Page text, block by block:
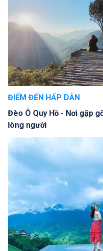
ĐIỂM ĐẾN HẤP DẪN
Đèo Ô Quy Hồ - Nơi gặp
lòng người